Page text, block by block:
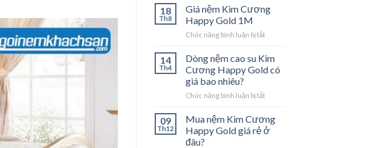
18
Th8
Giá nệm Kim Cương
Happy Gold 1M
Chức năng bình luận bị tắtở
nệm
Cương
Gold
14
Th4
Dòng nệm cao su Kim
Cương Happy Gold có
giá bao nhiêu?
Chức năng bình luận bị tắtở
cao
su
09
Th12
Mua nệm Kim Cương
Happy Gold giá rẻ ở
đâu?